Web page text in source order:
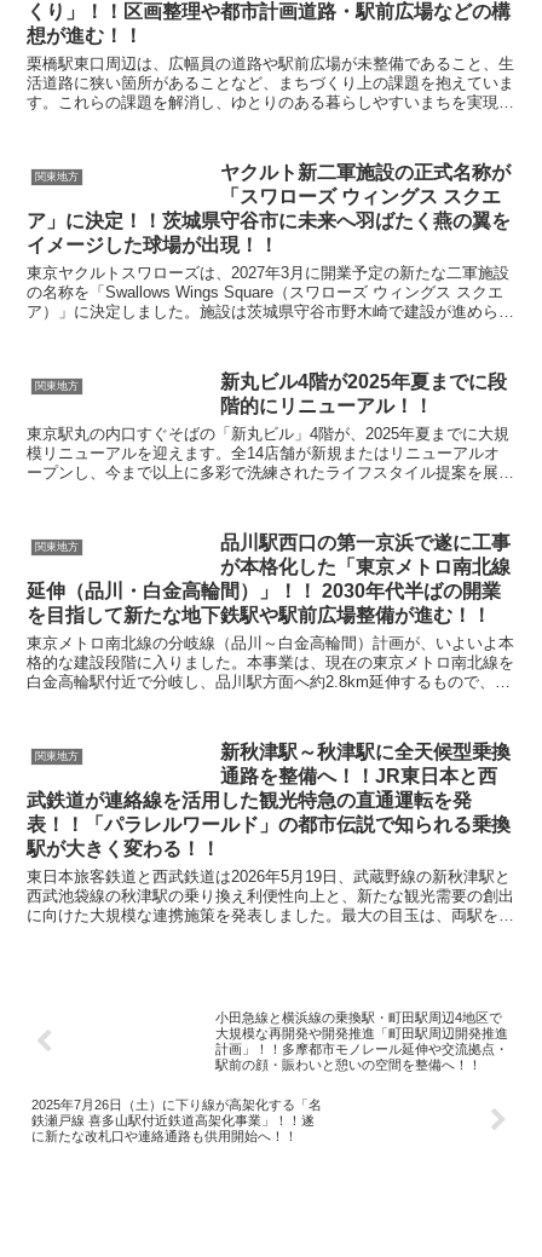
くり」！！区画整理や都市計画道路・駅前広場などの構
想が進む！！
栗橋駅東口周辺は、広幅員の道路や駅前広場が未整備であること、生
活道路に狭い箇所があることなど、まちづくり上の課題を抱えていま
す。これらの課題を解消し、ゆとりのある暮らしやすいまちを実現す
関東地方
ヤクルト新二軍施設の正式名称が
「スワローズ ウィングス スクエ
ア」に決定！！茨城県守谷市に未来へ羽ばたく燕の翼を
イメージした球場が出現！！
東京ヤクルトスワローズは、2027年3月に開業予定の新たな二軍施設
の名称を「Swallows Wings Square（スワローズ ウィングス スクエ
ア）」に決定しました。施設は茨城県守谷市野木崎で建設が進められ
関東地方
新丸ビル4階が2025年夏までに段
階的にリニューアル！！
東京駅丸の内口すぐそばの「新丸ビル」4階が、2025年夏までに大規
模リニューアルを迎えます。全14店舗が新規またはリニューアルオ
ープンし、今まで以上に多彩で洗練されたライフスタイル提案を展
関東地方
品川駅西口の第一京浜で遂に工事
が本格化した「東京メトロ南北線
延伸（品川・白金高輪間）」！！ 2030年代半ばの開業
を目指して新たな地下鉄駅や駅前広場整備が進む！！
東京メトロ南北線の分岐線（品川～白金高輪間）計画が、いよいよ本
格的な建設段階に入りました。本事業は、現在の東京メトロ南北線を
白金高輪駅付近で分岐し、品川駅方面へ約2.8km延伸するもので、う
関東地方
新秋津駅～秋津駅に全天候型乗換
通路を整備へ！！JR東日本と西
武鉄道が連絡線を活用した観光特急の直通運転を発
表！！「パラレルワールド」の都市伝説で知られる乗換
駅が大きく変わる！！
東日本旅客鉄道と西武鉄道は2026年5月19日、武蔵野線の新秋津駅と
西武池袋線の秋津駅の乗り換え利便性向上と、新たな観光需要の創出
に向けた大規模な連携施策を発表しました。最大の目玉は、両駅を結
小田急線と横浜線の乗換駅・町田駅周辺4地区で
大規模な再開発や開発推進「町田駅周辺開発推進
計画」！！多摩都市モノレール延伸や交流拠点・
駅前の顔・賑わいと憩いの空間を整備へ！！
2025年7月26日（土）に下り線が高架化する「名
鉄瀬戸線 喜多山駅付近鉄道高架化事業」！！遂
に新たな改札口や連絡通路も供用開始へ！！